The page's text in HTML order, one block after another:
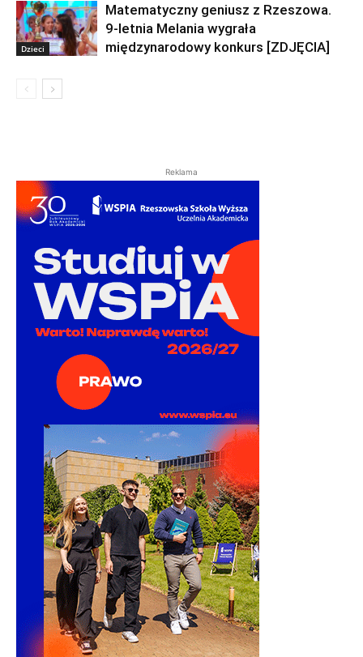
Dzieci
Matematyczny geniusz z Rzeszowa.
9-letnia Melania wygrała
międzynarodowy konkurs [ZDJĘCIA]
Reklama